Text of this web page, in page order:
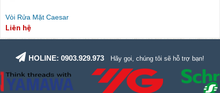
Vòi Rửa Mặt Caesar
Liên hệ
HOLINE: 0903.929.973 Hãy gọi, chúng tôi sẽ hỗ trợ bạn!